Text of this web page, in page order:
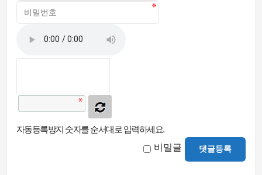
자동등록방지 숫자를 순서대로 입력하세요.
비밀글 댓글등록